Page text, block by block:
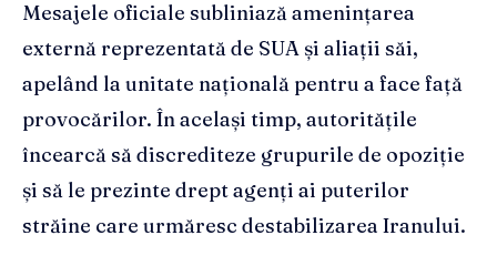
Mesajele oficiale subliniază amenințarea
externă reprezentată de SUA și aliații săi,
apelând la unitate națională pentru a face față
provocărilor. În același timp, autoritățile
încearcă să discrediteze grupurile de opoziție
și să le prezinte drept agenți ai puterilor
străine care urmăresc destabilizarea Iranului.